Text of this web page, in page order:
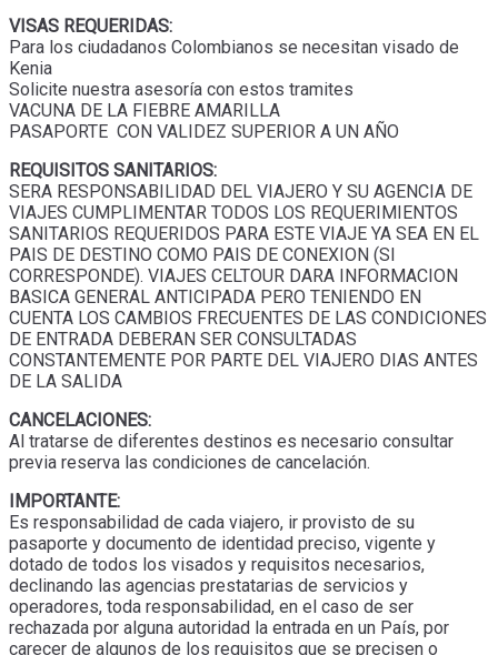
VISAS REQUERIDAS:
Para los ciudadanos Colombianos se necesitan visado de
Kenia
Solicite nuestra asesoría con estos tramites
VACUNA DE LA FIEBRE AMARILLA
PASAPORTE CON VALIDEZ SUPERIOR A UN AÑO
REQUISITOS SANITARIOS:
SERA RESPONSABILIDAD DEL VIAJERO Y SU AGENCIA DE
VIAJES CUMPLIMENTAR TODOS LOS REQUERIMIENTOS
SANITARIOS REQUERIDOS PARA ESTE VIAJE YA SEA EN EL
PAIS DE DESTINO COMO PAIS DE CONEXION (SI
CORRESPONDE). VIAJES CELTOUR DARA INFORMACION
BASICA GENERAL ANTICIPADA PERO TENIENDO EN
CUENTA LOS CAMBIOS FRECUENTES DE LAS CONDICIONES
DE ENTRADA DEBERAN SER CONSULTADAS
CONSTANTEMENTE POR PARTE DEL VIAJERO DIAS ANTES
DE LA SALIDA
CANCELACIONES:
Al tratarse de diferentes destinos es necesario consultar
previa reserva las condiciones de cancelación.
IMPORTANTE:
Es responsabilidad de cada viajero, ir provisto de su
pasaporte y documento de identidad preciso, vigente y
dotado de todos los visados y requisitos necesarios,
declinando las agencias prestatarias de servicios y
operadores, toda responsabilidad, en el caso de ser
rechazada por alguna autoridad la entrada en un País, por
carecer de algunos de los requisitos que se precisen o